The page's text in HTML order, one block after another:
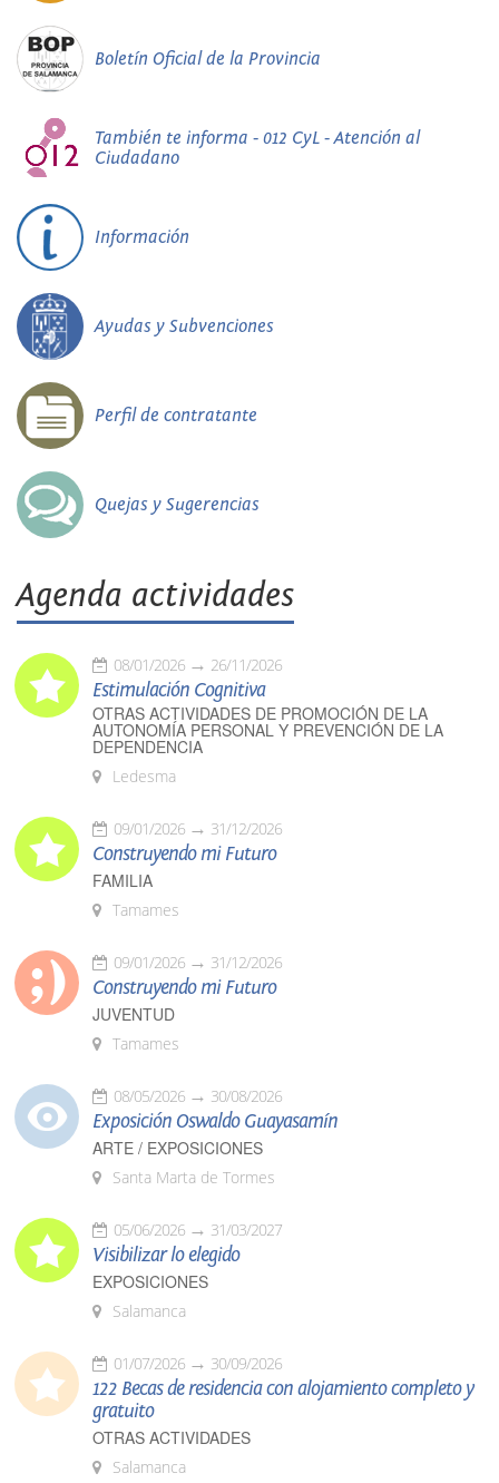
Boletín Oficial de la Provincia
También te informa - 012 CyL - Atención al
Ciudadano
Información
Ayudas y Subvenciones
Perfil de contratante
Quejas y Sugerencias
Agenda actividades
08/01/2026 26/11/2026
Estimulación Cognitiva
OTRAS ACTIVIDADES DE PROMOCIÓN DE LA
AUTONOMÍA PERSONAL Y PREVENCIÓN DE LA
DEPENDENCIA
Ledesma
09/01/2026 31/12/2026
Construyendo mi Futuro
FAMILIA
Tamames
09/01/2026 31/12/2026
Construyendo mi Futuro
JUVENTUD
Tamames
08/05/2026 30/08/2026
Exposición Oswaldo Guayasamín
ARTE / EXPOSICIONES
Santa Marta de Tormes
05/06/2026 31/03/2027
Visibilizar lo elegido
EXPOSICIONES
Salamanca
01/07/2026 30/09/2026
122 Becas de residencia con alojamiento completo y
gratuito
OTRAS ACTIVIDADES
Salamanca